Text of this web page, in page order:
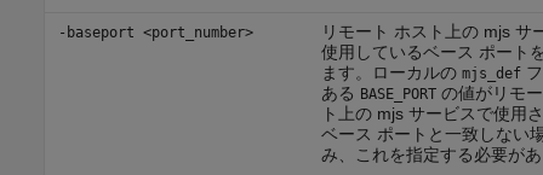
-baseport <port_number>
リモート ホスト上の mjs サ
使用しているベース ポート
ます。ローカルの mjs_defフ
ある BASE_PORTの値がリモ
ト上の mjs サービスで使用
ベース ポートと一致しない
み、これを指定する必要が